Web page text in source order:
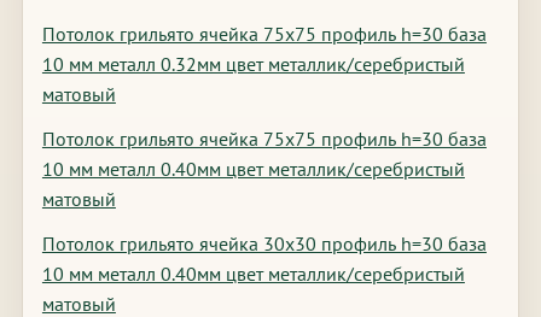
Потолок грильято ячейка 75х75 профиль h=30 база
10 мм металл 0.32мм цвет металлик/серебристый
матовый
Потолок грильято ячейка 75х75 профиль h=30 база
10 мм металл 0.40мм цвет металлик/серебристый
матовый
Потолок грильято ячейка 30х30 профиль h=30 база
10 мм металл 0.40мм цвет металлик/серебристый
матовый